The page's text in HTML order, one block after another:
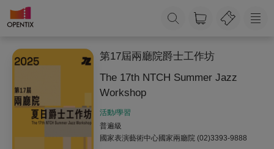
第17屆兩廳院爵士工作坊
The 17th NTCH Summer Jazz
Workshop
活動/學習
普遍級
國家表演藝術中心國家兩廳院 (02)3393-9888